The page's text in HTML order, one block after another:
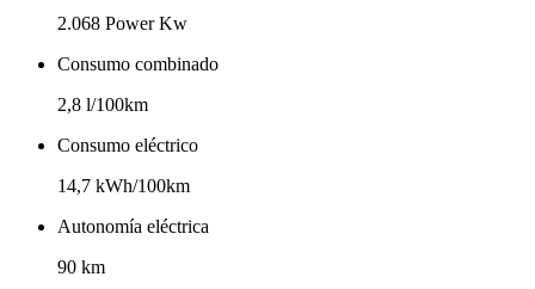
2.068 Power Kw
Consumo combinado
2,8 l/100km
Consumo eléctrico
14,7 kWh/100km
Autonomía eléctrica
90 km